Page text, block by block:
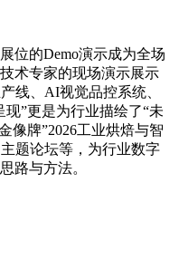
位的Demo演示成为全场
术专家的现场演示展示
线、AI视觉品控系统、
”更是为行业描绘了“未
像牌”2026工业烘焙与智
题论坛等，为行业数字
路与方法。